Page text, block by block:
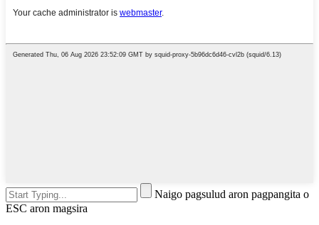
Naigo pagsulud aron pagpangita o
ESC aron magsira